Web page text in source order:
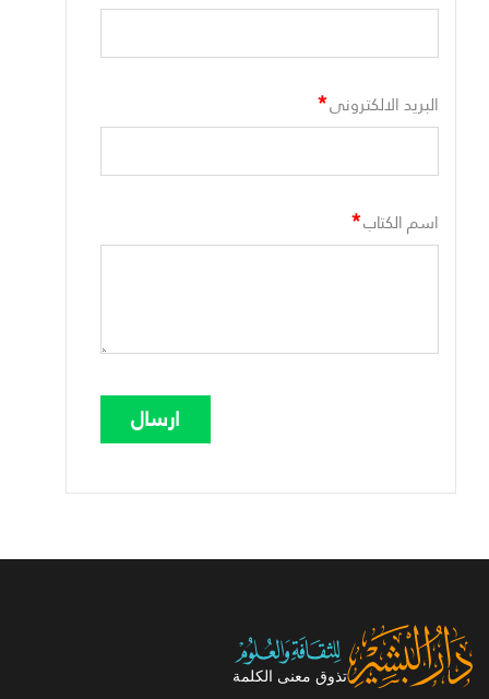
البريد الالكترونى*
اسم الكتاب*